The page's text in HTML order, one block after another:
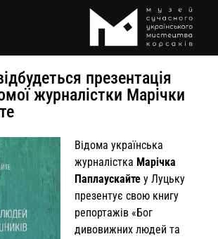
презентація
журналістки Марічки
Відома українська
журналістка Марічка
Паплаускайте у Луцьку
презентує свою книгу
репортажів «Бог
дивовижних людей та